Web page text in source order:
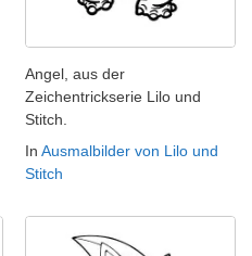
Angel, aus der
Zeichentrickserie Lilo und
Stitch.
In Ausmalbilder von Lilo und
Stitch